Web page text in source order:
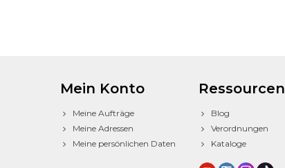
Mein Konto
Meine Aufträge
Meine Adressen
Meine persönlichen Daten
Ressourcen
Blog
Verordnungen
Kataloge